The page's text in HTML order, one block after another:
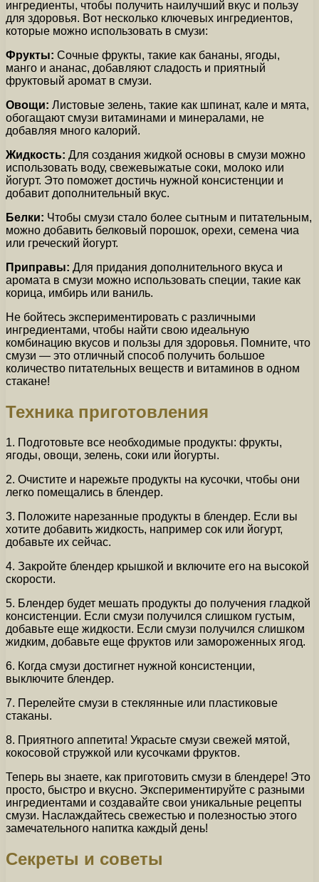
ингредиенты, чтобы получить наилучший вкус и пользу
для здоровья. Вот несколько ключевых ингредиентов,
которые можно использовать в смузи:
Фрукты: Сочные фрукты, такие как бананы, ягоды,
манго и ананас, добавляют сладость и приятный
фруктовый аромат в смузи.
Овощи: Листовые зелень, такие как шпинат, кале и мята,
обогащают смузи витаминами и минералами, не
добавляя много калорий.
Жидкость: Для создания жидкой основы в смузи можно
использовать воду, свежевыжатые соки, молоко или
йогурт. Это поможет достичь нужной консистенции и
добавит дополнительный вкус.
Белки: Чтобы смузи стало более сытным и питательным,
можно добавить белковый порошок, орехи, семена чиа
или греческий йогурт.
Приправы: Для придания дополнительного вкуса и
аромата в смузи можно использовать специи, такие как
корица, имбирь или ваниль.
Не бойтесь экспериментировать с различными
ингредиентами, чтобы найти свою идеальную
комбинацию вкусов и пользы для здоровья. Помните, что
смузи — это отличный способ получить большое
количество питательных веществ и витаминов в одном
стакане!
Техника приготовления
1. Подготовьте все необходимые продукты: фрукты,
ягоды, овощи, зелень, соки или йогурты.
2. Очистите и нарежьте продукты на кусочки, чтобы они
легко помещались в блендер.
3. Положите нарезанные продукты в блендер. Если вы
хотите добавить жидкость, например сок или йогурт,
добавьте их сейчас.
4. Закройте блендер крышкой и включите его на высокой
скорости.
5. Блендер будет мешать продукты до получения гладкой
консистенции. Если смузи получился слишком густым,
добавьте еще жидкости. Если смузи получился слишком
жидким, добавьте еще фруктов или замороженных ягод.
6. Когда смузи достигнет нужной консистенции,
выключите блендер.
7. Перелейте смузи в стеклянные или пластиковые
стаканы.
8. Приятного аппетита! Украсьте смузи свежей мятой,
кокосовой стружкой или кусочками фруктов.
Теперь вы знаете, как приготовить смузи в блендере! Это
просто, быстро и вкусно. Экспериментируйте с разными
ингредиентами и создавайте свои уникальные рецепты
смузи. Наслаждайтесь свежестью и полезностью этого
замечательного напитка каждый день!
Секреты и советы